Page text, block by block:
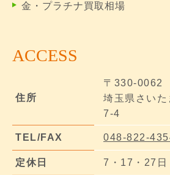
金・プラチナ買取相場
ACCESS
住所
〒330-0062
埼玉県さい
7-4
TEL/FAX 048-822-
定休日 7・17・27日